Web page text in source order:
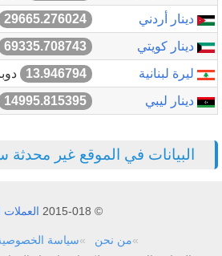
دينار أردني
29665.276024
دينار كويتي
69335.708743
ليرة لبنانية
13.946794
دينار ليبي
14995.815395
البيانات في الموقع غير محدثة
© 2015-018 العملات
من نحن سياسة